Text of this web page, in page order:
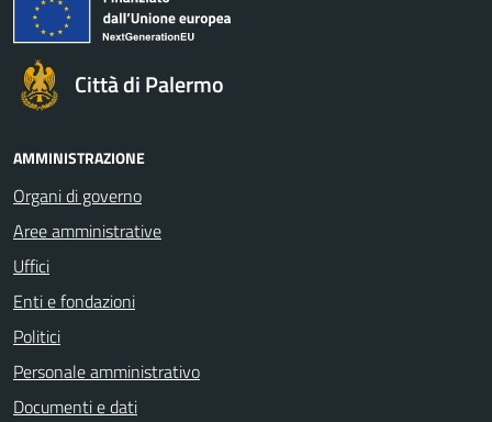
Città di Palermo
AMMINISTRAZIONE
Organi di governo
Aree amministrative
Uffici
Enti e fondazioni
Politici
Personale amministrativo
Documenti e dati